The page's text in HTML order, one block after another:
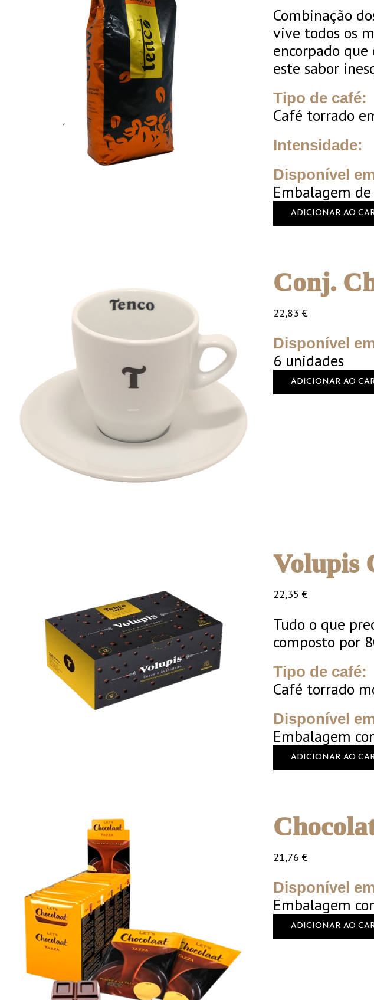
Combinação
vive todos os
encorpado que
este sabor
Tipo de café:
Café torrado
Intensidade:
Disponível
Embalagem
ADICIONAR AO
Conj.
22,83€
Disponível
6 unidades
ADICIONAR AO
Volupis
22,35€
Tudo o que
composto por
Tipo de café:
Café torrado
Disponível
Embalagem
ADICIONAR AO
21,76€
Disponível
Embalagem
ADICIONAR AO